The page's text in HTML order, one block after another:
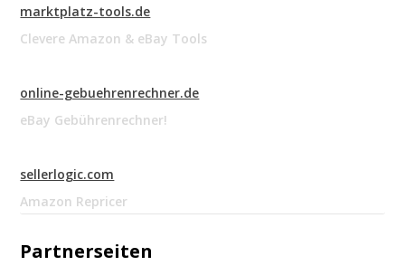
marktplatz-tools.de
Clevere Amazon & eBay Tools
online-gebuehrenrechner.de
eBay Gebührenrechner!
sellerlogic.com
Amazon Repricer
Partnerseiten